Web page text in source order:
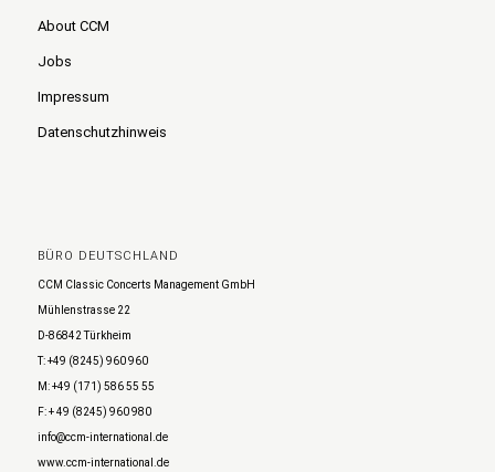
About CCM
Jobs
Impressum
Datenschutzhinweis
BÜRO DEUTSCHLAND
CCM Classic Concerts Management GmbH
Mühlenstrasse 22
D-86842 Türkheim
T: +49 (8245) 960 960
M: +49 (171) 586 55 55
F: + 49 (8245) 960 980
info@ccm-international.de
www.ccm-international.de